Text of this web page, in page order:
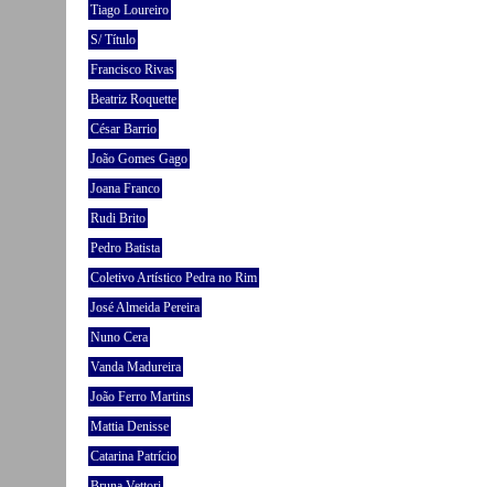
Tiago Loureiro
S/ Título
Francisco Rivas
Beatriz Roquette
César Barrio
João Gomes Gago
Joana Franco
Rudi Brito
Pedro Batista
Coletivo Artístico Pedra no Rim
José Almeida Pereira
Nuno Cera
Vanda Madureira
João Ferro Martins
Mattia Denisse
Catarina Patrício